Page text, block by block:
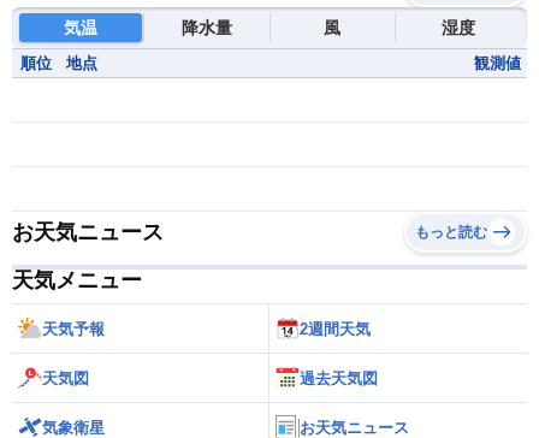
気温 降水量 風 湿度
順位 地点 観測値
お天気ニュース もっと読む
天気メニュー
天気予報 2週間天気
天気図 過去天気図
気象衛星 お天気ニュース